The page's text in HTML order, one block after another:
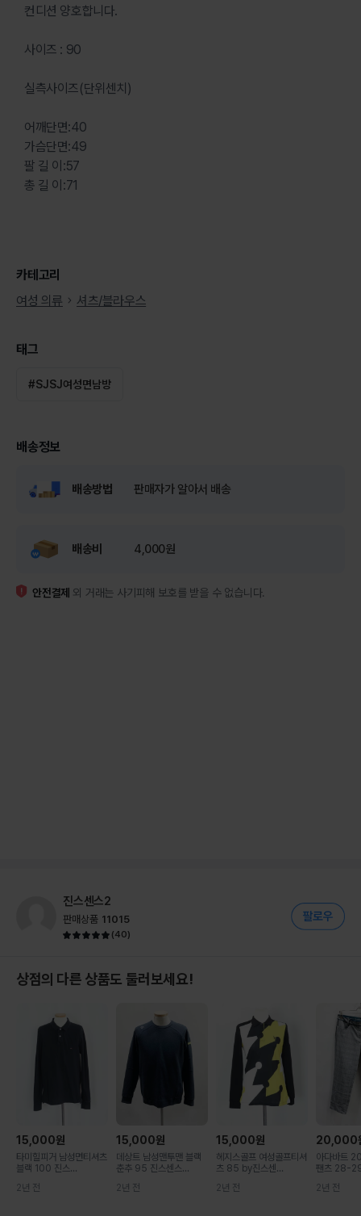
컨디션 양호합니다.
사이즈 : 90
실측사이즈(단위센치)
어깨단면:40
가슴단면:49
팔 길 이:57
총 길 이:71
카테고리
여성 의류
셔츠/블라우스
태그
#SJSJ여성면남방
배송정보
배송방법 판매자가 알아서 배송
배송비 4,000원
안전결제 외 거래는 사기피해 보호를 받을 수 없습니다.
진스센스2
판매상품 11015
(40)
상점의 다른 상품도 둘러보세요!
15,000원
타미힐피거 남성면티셔츠
블랙 100 진스...
2년 전
15,000원
데상트 남성맨투맨 블랙
춘추 95 진스센스...
2년 전
15,000원
헤지스골프 여성골프티셔
츠 85 by진스센...
2년 전
20,000
아다바트
팬츠 28-
2년 전